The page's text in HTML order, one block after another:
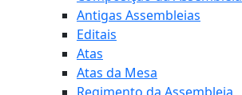
Antigas Assembleias
Editais
Atas
Atas da Mesa